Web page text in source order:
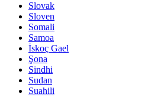
Slovak
Sloven
Somali
Samoa
İskoç Gael
Şona
Sindhi
Sudan
Suahili